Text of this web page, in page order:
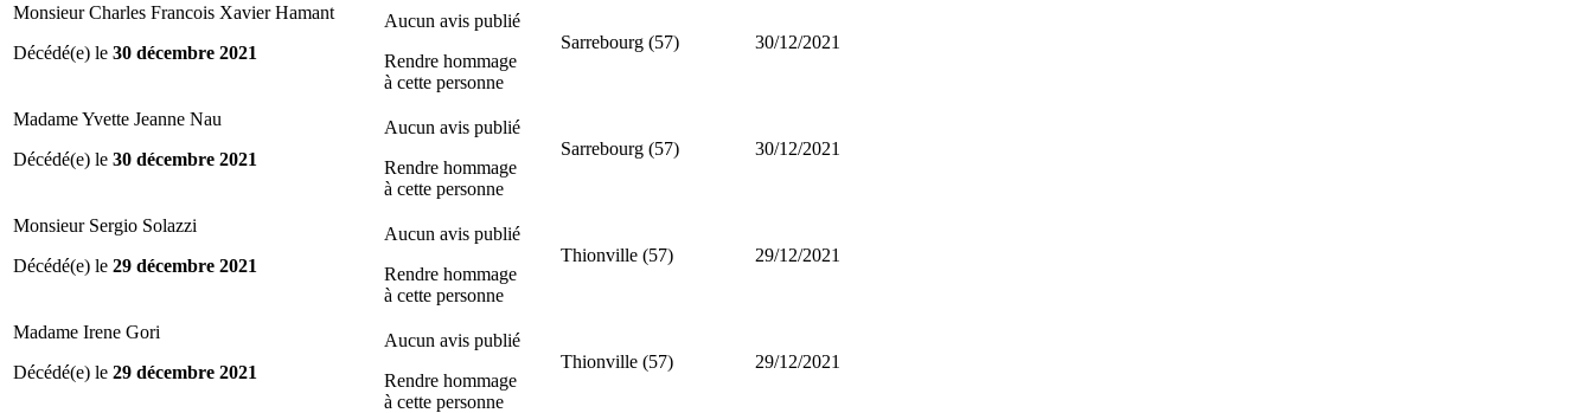
Monsieur Charles Francois Xavier Hamant
Décédé(e) le 30 décembre 2021
Aucun avis publié
Rendre hommage
à cette personne
Sarrebourg (57) 30/12/2021
Madame Yvette Jeanne Nau
Décédé(e) le 30 décembre 2021
Aucun avis publié
Rendre hommage
à cette personne
Sarrebourg (57) 30/12/2021
Monsieur Sergio Solazzi
Décédé(e) le 29 décembre 2021
Aucun avis publié
Rendre hommage
à cette personne
Thionville (57) 29/12/2021
Madame Irene Gori
Décédé(e) le 29 décembre 2021
Aucun avis publié
Rendre hommage
à cette personne
Thionville (57) 29/12/2021